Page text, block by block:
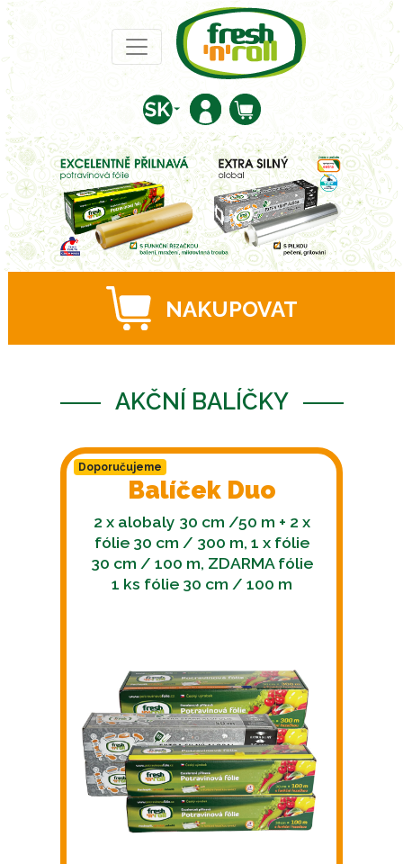
NAKUPOVAT
AKČNÍ BALÍČKY
Doporučujeme
Balíček Duo
2 x alobaly 30 cm /50 m + 2 x
fólie 30 cm / 300 m, 1 x fólie
30 cm / 100 m, ZDARMA fólie
1 ks fólie 30 cm / 100 m